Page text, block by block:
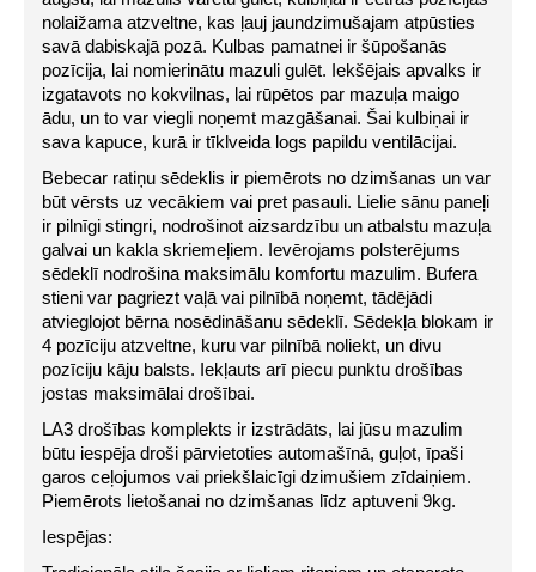
nolaižama atzveltne, kas ļauj jaundzimušajam atpūsties
savā dabiskajā pozā. Kulbas pamatnei ir šūpošanās
pozīcija, lai nomierinātu mazuli gulēt. Iekšējais apvalks ir
izgatavots no kokvilnas, lai rūpētos par mazuļa maigo
ādu, un to var viegli noņemt mazgāšanai. Šai kulbiņai ir
sava kapuce, kurā ir tīklveida logs papildu ventilācijai.
Bebecar ratiņu sēdeklis ir piemērots no dzimšanas un var
būt vērsts uz vecākiem vai pret pasauli. Lielie sānu paneļi
ir pilnīgi stingri, nodrošinot aizsardzību un atbalstu mazuļa
galvai un kakla skriemeļiem. Ievērojams polsterējums
sēdeklī nodrošina maksimālu komfortu mazulim. Bufera
stieni var pagriezt vaļā vai pilnībā noņemt, tādējādi
atvieglojot bērna nosēdināšanu sēdeklī. Sēdekļa blokam ir
4 pozīciju atzveltne, kuru var pilnībā noliekt, un divu
pozīciju kāju balsts. Iekļauts arī piecu punktu drošības
jostas maksimālai drošībai.
LA3 drošības komplekts ir izstrādāts, lai jūsu mazulim
būtu iespēja droši pārvietoties automašīnā, guļot, īpaši
garos ceļojumos vai priekšlaicīgi dzimušiem zīdaiņiem.
Piemērots lietošanai no dzimšanas līdz aptuveni 9kg.
Iespējas: